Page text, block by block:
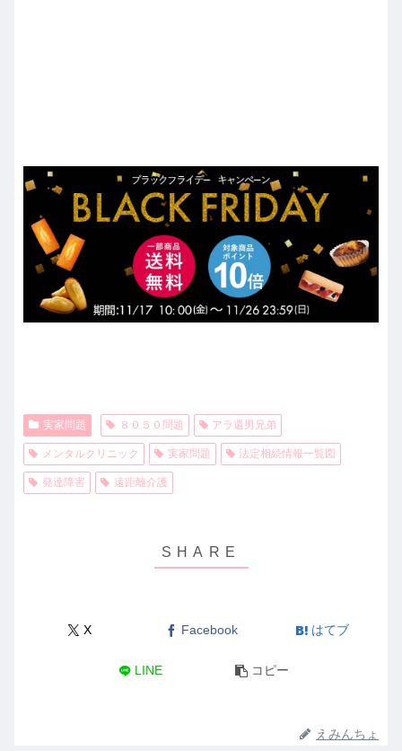
実家問題 ８０５０問題 アラ還男兄弟
メンタルクリニック 実家問題 法定相続情報一覧図
発達障害 遠距離介護
X Facebook はてブ
LINE コピー
えみんちょ